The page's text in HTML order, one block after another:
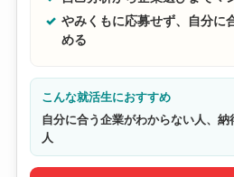
やみくもに応募せず、自分に
める
こんな就活生におすすめ
自分に合う企業がわからない人、
人